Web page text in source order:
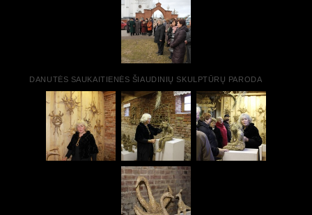
DANUTĖS SAUKAITIENĖS ŠIAUDINIŲ SKULPTŪRŲ PARODA